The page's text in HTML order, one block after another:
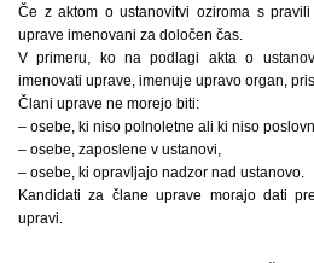
Če z aktom o ustanovitvi oziroma s
uprave imenovani za določen čas.
V primeru, ko na podlagi akta o
imenovati uprave, imenuje upravo organ,
Člani uprave ne morejo biti:
– osebe, ki niso polnoletne ali ki niso
– osebe, zaposlene v ustanovi,
– osebe, ki opravljajo nadzor nad ustanovo.
Kandidati za člane uprave morajo dati
upravi.